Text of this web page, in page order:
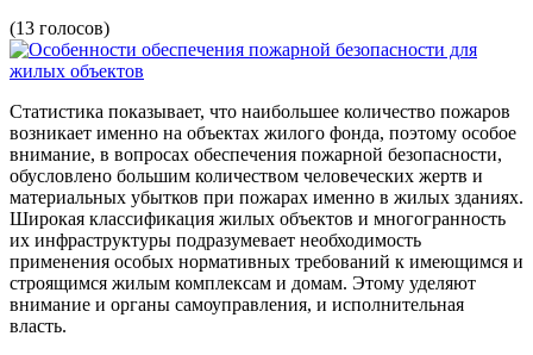
(13 голосов)
Статистика показывает, что наибольшее количество пожаров
возникает именно на объектах жилого фонда, поэтому особое
внимание, в вопросах обеспечения пожарной безопасности,
обусловлено большим количеством человеческих жертв и
материальных убытков при пожарах именно в жилых зданиях.
Широкая классификация жилых объектов и многогранность
их инфраструктуры подразумевает необходимость
применения особых нормативных требований к имеющимся и
строящимся жилым комплексам и домам. Этому уделяют
внимание и органы самоуправления, и исполнительная
власть.